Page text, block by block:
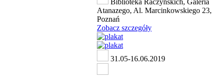
Biblioteka Raczyńskich, Galeria
Atanazego, Al. Marcinkowskiego 23,
Poznań
Zobacz szczegóły
31.05-16.06.2019